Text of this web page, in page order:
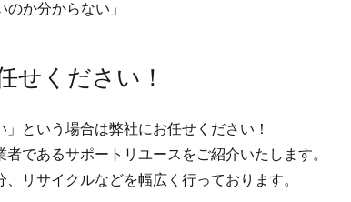
か分からない」
せください！
という場合は弊社にお任せください！
であるサポートリユースをご紹介いたします。
リサイクルなどを幅広く行っております。